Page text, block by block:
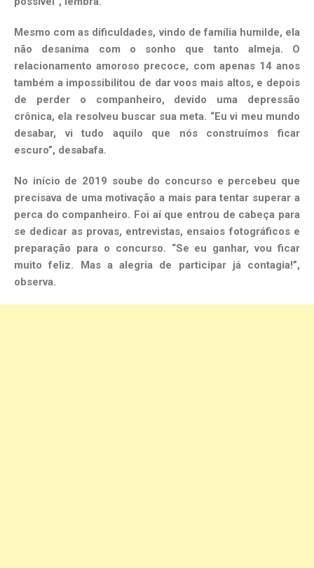
Mesmo com as dificuldades, vindo de família humilde, ela
não desanima com o sonho que tanto almeja. O
relacionamento amoroso precoce, com apenas 14 anos
também a impossibilitou de dar voos mais altos, e depois
de perder o companheiro, devido uma depressão
crônica, ela resolveu buscar sua meta. “Eu vi meu mundo
desabar, vi tudo aquilo que nós construímos ficar
escuro”, desabafa.
No início de 2019 soube do concurso e percebeu que
precisava de uma motivação a mais para tentar superar a
perca do companheiro. Foi aí que entrou de cabeça para
se dedicar as provas, entrevistas, ensaios fotográficos e
preparação para o concurso. “Se eu ganhar, vou ficar
muito feliz. Mas a alegria de participar já contagia!”,
observa.